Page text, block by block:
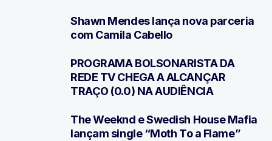
Shawn Mendes lança nova parceria
com Camila Cabello
PROGRAMA BOLSONARISTA DA
REDE TV CHEGA A ALCANÇAR
TRAÇO (0.0) NA AUDIÊNCIA
The Weeknd e Swedish House Mafia
lançam single “Moth To a Flame”